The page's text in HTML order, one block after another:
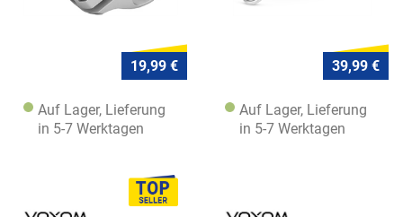
19,99 €
Auf Lager, Lieferung
in 5-7 Werktagen
39,99 €
Auf Lager, Lieferung
in 5-7 Werktagen